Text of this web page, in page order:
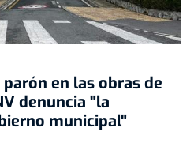
en las obras de
denuncia "la
municipal"